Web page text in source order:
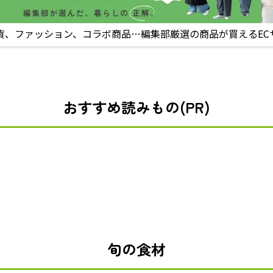
、ファッション、コラボ商品…編集部厳選の商品が買えるEC
おすすめ読みもの(PR)
旬の食材